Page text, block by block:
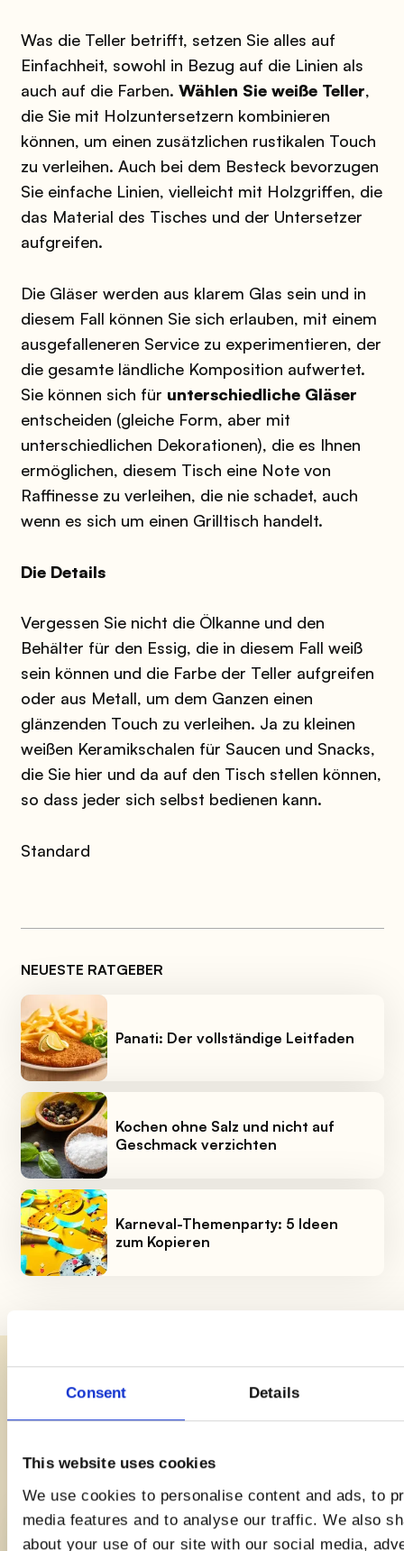
Consent Details
This website uses cookies
We use cookies to personalise content and ads, to
media features and to analyse our traffic. We also
about your use of our site with our social media,
Was die Teller betrifft, setzen Sie alles auf
Einfachheit, sowohl in Bezug auf die Linien als
auch auf die Farben. Wählen Sie weiße Teller,
die Sie mit Holzuntersetzern kombinieren
können, um einen zusätzlichen rustikalen Touch
zu verleihen. Auch bei dem Besteck bevorzugen
Sie einfache Linien, vielleicht mit Holzgriffen, die
das Material des Tisches und der Untersetzer
aufgreifen.
Die Gläser werden aus klarem Glas sein und in
diesem Fall können Sie sich erlauben, mit einem
ausgefalleneren Service zu experimentieren, der
die gesamte ländliche Komposition aufwertet.
Sie können sich für unterschiedliche Gläser
entscheiden (gleiche Form, aber mit
unterschiedlichen Dekorationen), die es Ihnen
ermöglichen, diesem Tisch eine Note von
Raffinesse zu verleihen, die nie schadet, auch
wenn es sich um einen Grilltisch handelt.
Die Details
Vergessen Sie nicht die Ölkanne und den
Behälter für den Essig, die in diesem Fall weiß
sein können und die Farbe der Teller aufgreifen
oder aus Metall, um dem Ganzen einen
glänzenden Touch zu verleihen. Ja zu kleinen
weißen Keramikschalen für Saucen und Snacks,
die Sie hier und da auf den Tisch stellen können,
so dass jeder sich selbst bedienen kann.
Standard
NEUESTE RATGEBER
Panati: Der vollständige Leitfaden
Kochen ohne Salz und nicht auf
Geschmack verzichten
Karneval-Themenparty: 5 Ideen
zum Kopieren
Verwandte Rezepte
Viel Hunger und wenig Zeit? Hier ist eine
Auswahl an Rezepten, um dir das Leben in der